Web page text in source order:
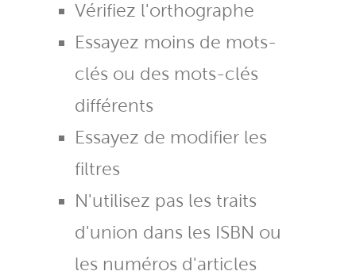
Vérifiez l'orthographe
Essayez moins de mots-
clés ou des mots-clés
différents
Essayez de modifier les
filtres
N'utilisez pas les traits
d'union dans les ISBN ou
les numéros d'articles